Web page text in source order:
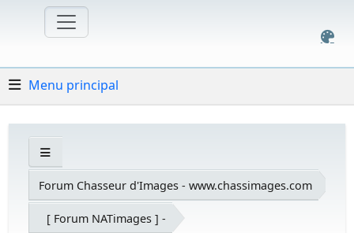
Menu principal
Forum Chasseur d'Images - www.chassimages.com
[ Forum NATimages ] -